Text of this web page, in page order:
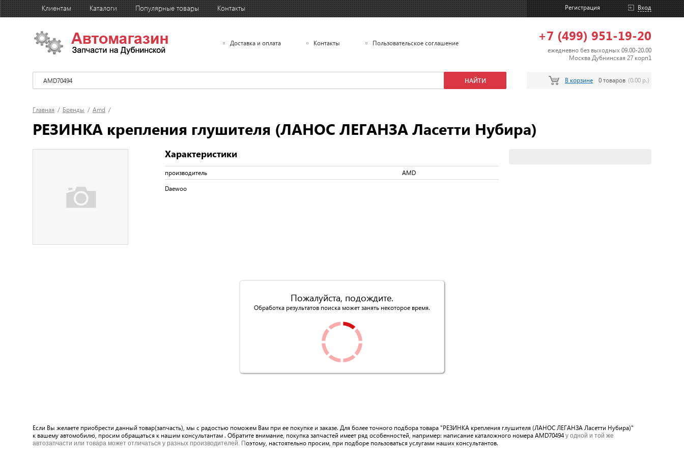
Клиентам Каталоги Популярные товары Контакты Вход
Регистрация
Доставка и оплата Контакты Пользовательское соглашение +7 (499) 951-19-20
ежедневно без выходных 09.00-20.00
Москва Дубнинская 27 корп1
В корзине 0 товаров (0.00 р.)
Главная / Бренды / Amd /
РЕЗИНКА крепления глушителя (ЛАНОС ЛЕГАНЗА Ласетти Нубира)
Характеристики
производитель AMD
Daewoo
Пожалуйста, подождите.
Обработка результатов поиска может занять некоторое время.
Если Вы желаете приобрести данный товар(запчасть), мы с радостью поможем Вам при ее покупке и заказе. Для более точного подбора товара "РЕЗИНКА крепления глушителя (ЛАНОС ЛЕГАНЗА Ласетти Нубира)"
к вашему автомобилю, просим обращаться к нашим консультантам . Обратите внимание, покупка запчастей имеет ряд особенностей, например: написание каталожного номера AMD70494 у одной и той же
автозапчасти или товара может отличаться у разных производителей. Поэтому, настоятельно просим, при подборе пользоваться услугами наших консультантов.